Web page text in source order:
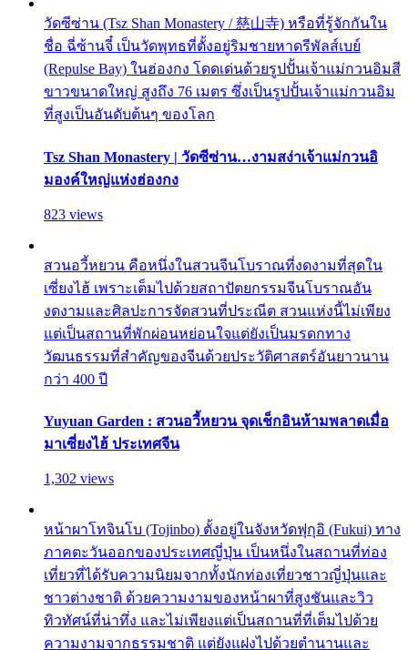
วัดซีซ่าน (Tsz Shan Monastery / 慈山寺) หรือที่รู้จักกันใน
ชื่อ ฉี่ซ้านจี๋ เป็นวัดพุทธที่ตั้งอยู่ริมชายหาดรีพัลส์เบย์
(Repulse Bay) ในฮ่องกง โดดเด่นด้วยรูปปั้นเจ้าแม่กวนอิมสี
ขาวขนาดใหญ่ สูงถึง 76 เมตร ซึ่งเป็นรูปปั้นเจ้าแม่กวนอิม
ที่สูงเป็นอันดับต้นๆ ของโลก
Tsz Shan Monastery | วัดซีซ่าน…งามสง่าเจ้าแม่กวนอิ
มองค์ใหญ่แห่งฮ่องกง
823 views
สวนอวี้หยวน คือหนึ่งในสวนจีนโบราณที่งดงามที่สุดใน
เซี่ยงไฮ้ เพราะเต็มไปด้วยสถาปัตยกรรมจีนโบราณอัน
งดงามและศิลปะการจัดสวนที่ประณีต สวนแห่งนี้ไม่เพียง
แต่เป็นสถานที่พักผ่อนหย่อนใจแต่ยังเป็นมรดกทาง
วัฒนธรรมที่สำคัญของจีนด้วยประวัติศาสตร์อันยาวนาน
กว่า 400 ปี
Yuyuan Garden : สวนอวี้หยวน จุดเช็กอินห้ามพลาดเมื่อ
มาเซี่ยงไฮ้ ประเทศจีน
1,302 views
หน้าผาโทจินโบ (Tojinbo) ตั้งอยู่ในจังหวัดฟุกุอิ (Fukui) ทาง
ภาคตะวันออกของประเทศญี่ปุ่น เป็นหนึ่งในสถานที่ท่อง
เที่ยวที่ได้รับความนิยมจากทั้งนักท่องเที่ยวชาวญี่ปุ่นและ
ชาวต่างชาติ ด้วยความงามของหน้าผาที่สูงชันและวิว
ทิวทัศน์ที่น่าทึ่ง และไม่เพียงแต่เป็นสถานที่ที่เต็มไปด้วย
ความงามจากธรรมชาติ แต่ยังแฝงไปด้วยตำนานและ